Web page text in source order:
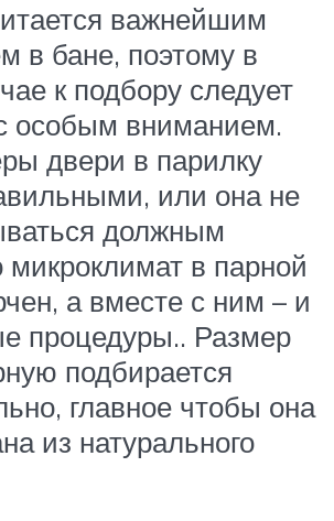
важнейшим
в бане, поэтому в
к подбору следует
особым вниманием.
двери в парилку
или она не
должным
микроклимат в парной
а вместе с ним – и
процедуры.. Размер
подбирается
главное чтобы она
из натурального